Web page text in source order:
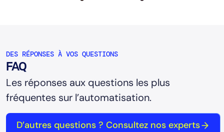
DES RÉPONSES À VOS QUESTIONS
FAQ
Les réponses aux questions les plus
fréquentes sur l’automatisation.
D’autres questions ? Consultez nos experts